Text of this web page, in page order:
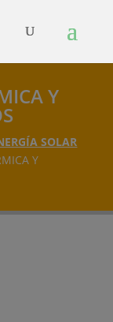
Y
SOLAR
Y